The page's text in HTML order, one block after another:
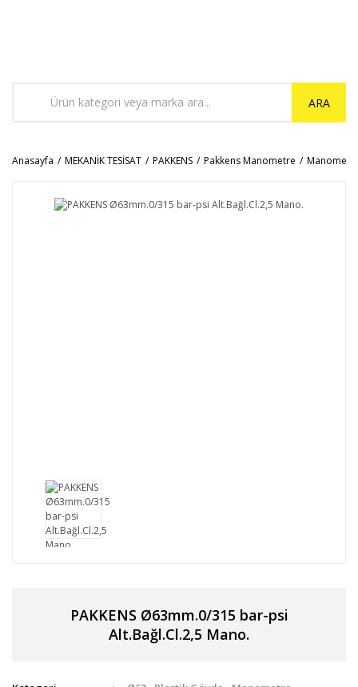
ARA
Anasayfa MEKANİK TESİSAT PAKKENS Pakkens Manometre
PAKKENS Ø63mm.0/315 bar-psi
Alt.Bağl.Cl.2,5 Mano.